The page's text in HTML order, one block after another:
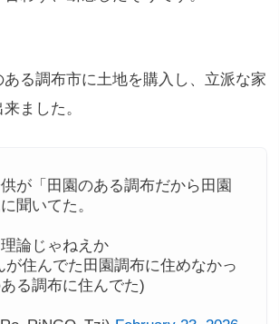
る調布市に土地を購入し、立派な家
ました。
が「田園のある調布だから田園
聞いてた。
論じゃねえか
が住んでた田園調布に住めなかっ
る調布に住んでた)